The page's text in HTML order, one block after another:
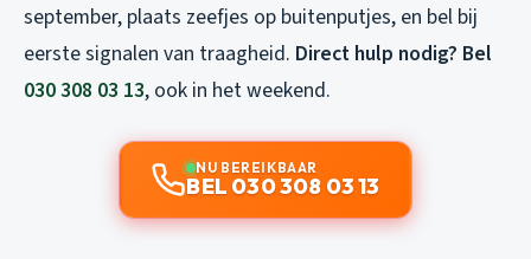
september, plaats zeefjes op buitenputjes, en bel bij
eerste signalen van traagheid. Direct hulp nodig? Bel
030 308 03 13, ook in het weekend.
NU BEREIKBAAR
BEL 030 308 03 13